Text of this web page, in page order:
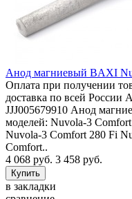
Анод магниевый BAXI
Оплата при получении
доставка по всей России
JJJ005679910 Анод
моделей: Nuvola-3
Nuvola-3 Comfort 280 Fi
Comfort..
4 068 руб. 3 458 руб.
в закладки